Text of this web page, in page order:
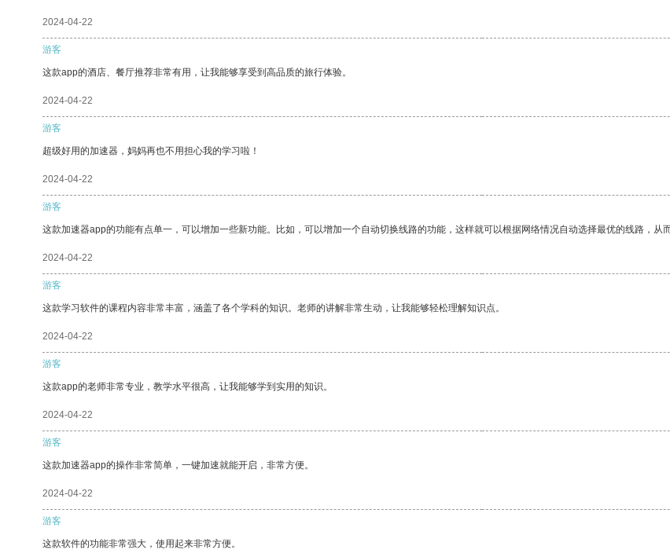
2024-04-22
游客
这款app的酒店、餐厅推荐非常有用，让我能够享受到高品质的旅行体验。
2024-04-22
游客
超级好用的加速器，妈妈再也不用担心我的学习啦！
2024-04-22
游客
这款加速器app的功能有点单一，可以增加一些新功能。比如，可以增加一个自动切换线路的功能，这样就可以根据网络情况自动选择最优的线路，从
2024-04-22
游客
这款学习软件的课程内容非常丰富，涵盖了各个学科的知识。老师的讲解非常生动，让我能够轻松理解知识点。
2024-04-22
游客
这款app的老师非常专业，教学水平很高，让我能够学到实用的知识。
2024-04-22
游客
这款加速器app的操作非常简单，一键加速就能开启，非常方便。
2024-04-22
游客
这款软件的功能非常强大，使用起来非常方便。